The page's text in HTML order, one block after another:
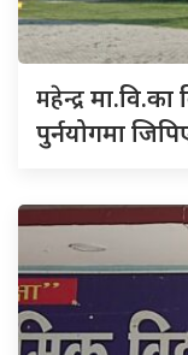
महेन्द्रमा.वि.का
पुर्नयोगमा